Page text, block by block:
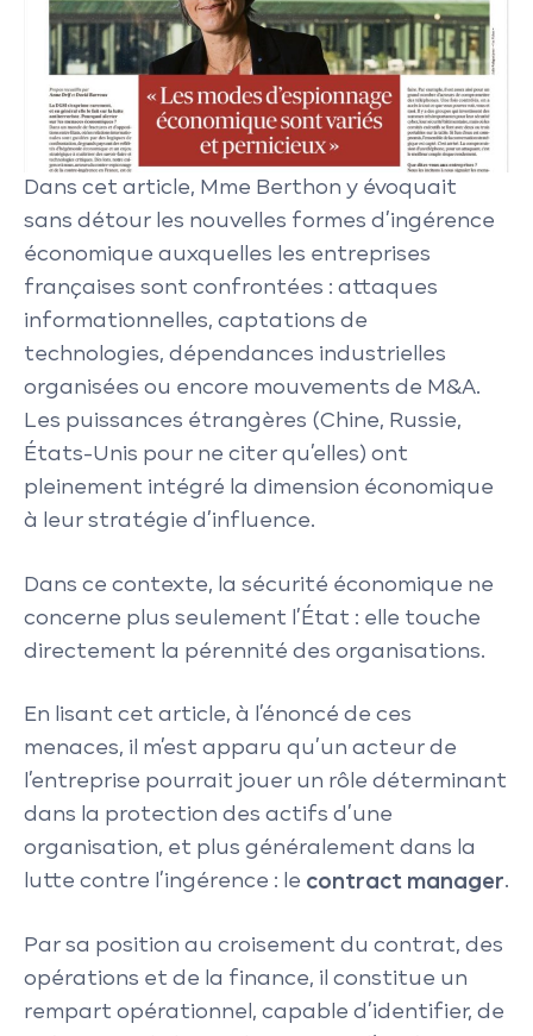
Dans cet article, Mme Berthon y évoquait
sans détour les nouvelles formes d’ingérence
économique auxquelles les entreprises
françaises sont confrontées : attaques
informationnelles, captations de
technologies, dépendances industrielles
organisées ou encore mouvements de M&A.
Les puissances étrangères (Chine, Russie,
États-Unis pour ne citer qu’elles) ont
pleinement intégré la dimension économique
à leur stratégie d’influence.
Dans ce contexte, la sécurité économique ne
concerne plus seulement l’État : elle touche
directement la pérennité des organisations.
En lisant cet article, à l’énoncé de ces
menaces, il m’est apparu qu’un acteur de
l’entreprise pourrait jouer un rôle déterminant
dans la protection des actifs d’une
organisation, et plus généralement dans la
lutte contre l’ingérence : le contract manager.
Par sa position au croisement du contrat, des
opérations et de la finance, il constitue un
rempart opérationnel, capable d’identifier, de